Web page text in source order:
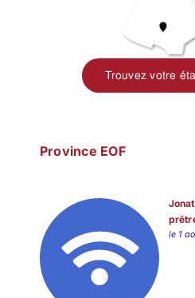
Trouvez votre
Province EOF
le 1